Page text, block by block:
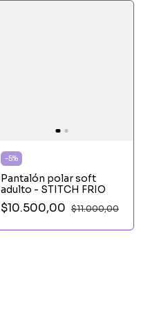
-5%
Pantalón polar soft
adulto - STITCH FRIO
$10.500,00 $11.000,00